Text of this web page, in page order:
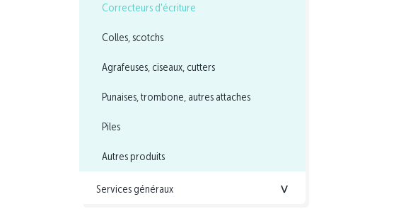
Correcteurs d'écriture
Colles, scotchs
Agrafeuses, ciseaux, cutters
Punaises, trombone, autres attaches
Piles
Autres produits
Services généraux <